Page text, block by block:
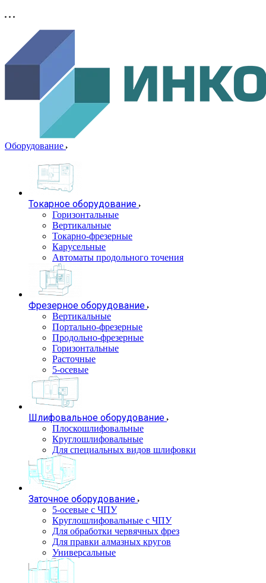
Оборудование
Токарное оборудование
Горизонтальные
Вертикальные
Токарно-фрезерные
Карусельные
Автоматы продольного точения
Фрезерное оборудование
Вертикальные
Портально-фрезерные
Продольно-фрезерные
Горизонтальные
Расточные
5-осевые
Шлифовальное оборудование
Плоскошлифовальные
Круглошлифовальные
Для специальных видов шлифовки
Заточное оборудование
5-осевые с ЧПУ
Круглошлифовальные с ЧПУ
Для обработки червячных фрез
Для правки алмазных кругов
Универсальные